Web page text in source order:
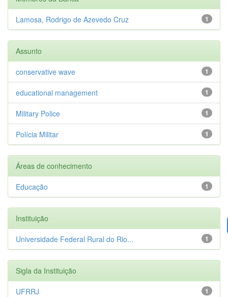
1
Lamosa, Rodrigo de Azevedo Cruz
Assunto
1
conservative wave
1
educational management
1
Military Police
1
Polícia Militar
Áreas de conhecimento
1
Educação
Instituição
1
Universidade Federal Rural do Rio...
Sigla da Instituição
1
UFRRJ